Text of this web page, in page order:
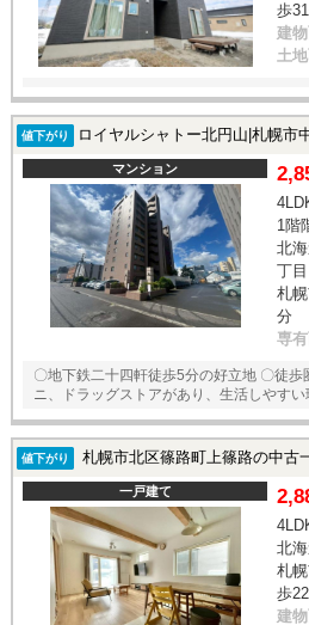
歩
建
土
値下がり ロイヤルシャトー北円山|札幌市中央区北
マンション
1階
北
丁
札
分
専
〇地下鉄二十四軒徒歩5分の好立地 〇徒
ニ、ドラッグストアがあり、生活しやすい
値下がり 札幌市北区篠路町上篠路の中古
一戸建て
北
札
歩
建